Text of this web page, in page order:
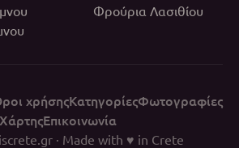
Φρούρια Λασιθίου
χρήσηςΚατηγορίεςΦωτογραφίες
ΧάρτηςΕπικοινωνία
· Made with ♥ in Crete